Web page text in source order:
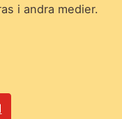
i andra medier.